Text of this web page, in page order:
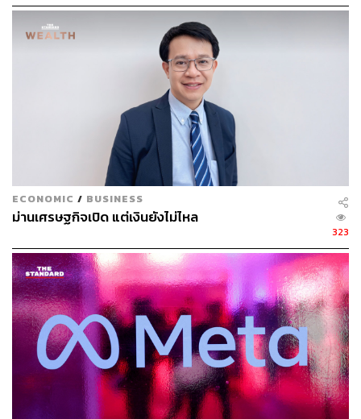
GDP ไทยเคยโตทะลุ 8% ในช่วง 25 ปี เศรษฐกิจอ่อนแรงลง
ทุกด้าน
ดร.ศุภวุฒิ สะท้อนข้อมูลความถดถอยของเศรษฐกิจไทย ที่น่า
ห่วง เมื่อพบว่า เศรษฐกิจไทยอ่อนแรงลงตลอดระยะเวลา 25 ปี
ที่ผ่านมา โดย GDP ช่วงปี 1991-1996 ไทยเคยเติบโตมากถึง
8%
หลังจากนั้นค่อย ๆ ลดลงมา เหลือ 5% ปัจจุบันลดลงเหลือแค่
0.5-1.0% เหลือแค่ครึ่งเปอร์เซ็นต์ การหดตัวของ GDP มา
จากเงินเฟ้อก็ต่ำกว่าเป้า ซึ่งส่วนนี้สำคัญมากเพราะสะท้อนถึง
ยอดขายในแต่ละปีที่ควรจะเพิ่มขึ้น จำนวนประชากรลดลง วัย
ECONOMIC / BUSINESS
ม่านเศรษฐกิจเปิด แต่เงินยังไม่ไหล
323